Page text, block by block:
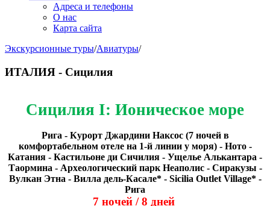
Адреса и телефоны
О нас
Карта сайта
Экскурсионные туры/Авиатуры/
ИТАЛИЯ - Сицилия
Сицилия I: Ионическое море
Рига - Курорт Джардини Наксос (7 ночей в
комфортабельном отеле на 1-й линии у моря) - Ното -
Катания - Кастильоне ди Сичилия - Ущелье Алькантара -
Таормина - Археологический парк Неаполис - Сиракузы -
Вулкан Этна - Вилла дель-Касале* - Sicilia Outlet Village* -
Рига
7 ночей / 8 дней